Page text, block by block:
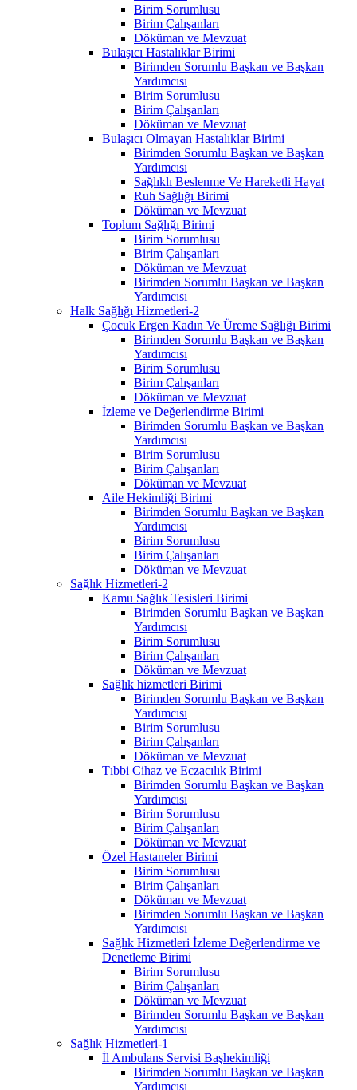
Birim Sorumlusu
Birim Çalışanları
Döküman ve Mevzuat
Bulaşıcı Hastalıklar Birimi
Birimden Sorumlu Başkan ve Başkan
Yardımcısı
Birim Sorumlusu
Birim Çalışanları
Döküman ve Mevzuat
Bulaşıcı Olmayan Hastalıklar Birimi
Birimden Sorumlu Başkan ve Başkan
Yardımcısı
Sağlıklı Beslenme Ve Hareketli Hayat
Ruh Sağlığı Birimi
Döküman ve Mevzuat
Toplum Sağlığı Birimi
Birim Sorumlusu
Birim Çalışanları
Döküman ve Mevzuat
Birimden Sorumlu Başkan ve Başkan
Yardımcısı
Halk Sağlığı Hizmetleri-2
Çocuk Ergen Kadın Ve Üreme Sağlığı Birimi
Birimden Sorumlu Başkan ve Başkan
Yardımcısı
Birim Sorumlusu
Birim Çalışanları
Döküman ve Mevzuat
İzleme ve Değerlendirme Birimi
Birimden Sorumlu Başkan ve Başkan
Yardımcısı
Birim Sorumlusu
Birim Çalışanları
Döküman ve Mevzuat
Aile Hekimliği Birimi
Birimden Sorumlu Başkan ve Başkan
Yardımcısı
Birim Sorumlusu
Birim Çalışanları
Döküman ve Mevzuat
Sağlık Hizmetleri-2
Kamu Sağlık Tesisleri Birimi
Birimden Sorumlu Başkan ve Başkan
Yardımcısı
Birim Sorumlusu
Birim Çalışanları
Döküman ve Mevzuat
Sağlık hizmetleri Birimi
Birimden Sorumlu Başkan ve Başkan
Yardımcısı
Birim Sorumlusu
Birim Çalışanları
Döküman ve Mevzuat
Tıbbi Cihaz ve Eczacılık Birimi
Birimden Sorumlu Başkan ve Başkan
Yardımcısı
Birim Sorumlusu
Birim Çalışanları
Döküman ve Mevzuat
Özel Hastaneler Birimi
Birim Sorumlusu
Birim Çalışanları
Döküman ve Mevzuat
Birimden Sorumlu Başkan ve Başkan
Yardımcısı
Sağlık Hizmetleri İzleme Değerlendirme ve
Denetleme Birimi
Birim Sorumlusu
Birim Çalışanları
Döküman ve Mevzuat
Birimden Sorumlu Başkan ve Başkan
Yardımcısı
Sağlık Hizmetleri-1
İl Ambulans Servisi Başhekimliği
Birimden Sorumlu Başkan ve Başkan
Yardımcısı